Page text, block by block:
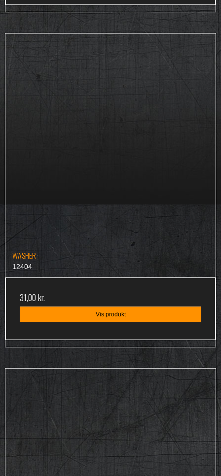
WASHER
12404
31,00 kr.
Vis produkt